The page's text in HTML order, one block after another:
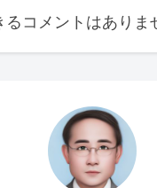
コメントはありま